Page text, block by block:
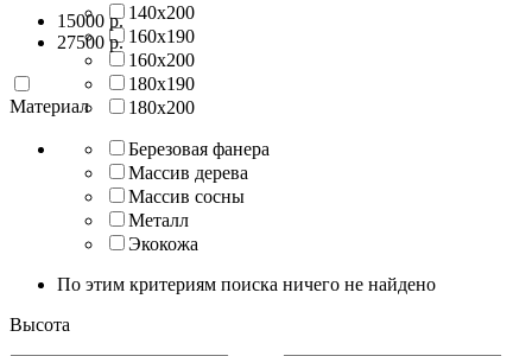
140х200
160х190
160х200
180х190
180х200
15000 р.
27500 р.
Материал
Березовая фанера
Массив дерева
Массив сосны
Металл
Экокожа
По этим критериям поиска ничего не найдено
Высота